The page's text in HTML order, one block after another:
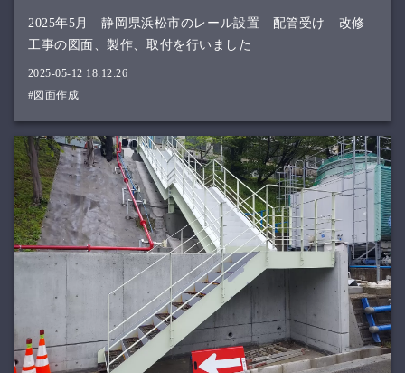
2025年5月 静岡県浜松市のレール設置 配管受け 改修
工事の図面、製作、取付を行いました
2025-05-12 18:12:26
#図面作成